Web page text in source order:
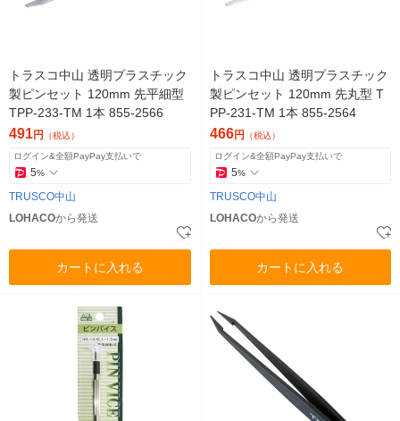
トラスコ中山 透明プラスチック
製ピンセット 120mm 先平細型
TPP-233-TM 1本 855-2566
491円 （税込）
ログイン&全額PayPay支払いで
5%
TRUSCO中山
LOHACOから発送
カートに入れる
トラスコ中山 透明プラスチック
製ピンセット 120mm 先丸型 T
PP-231-TM 1本 855-2564
466円 （税込）
ログイン&全額PayPay支払いで
5%
TRUSCO中山
LOHACOから発送
カートに入れる